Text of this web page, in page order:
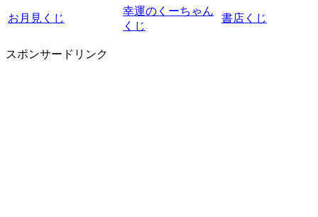
お月見くじ
幸運のくーちゃん
くじ
書店くじ
スポンサードリンク